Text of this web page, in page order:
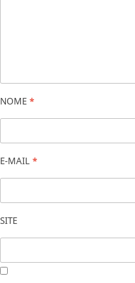
NOME *
E-MAIL *
SITE